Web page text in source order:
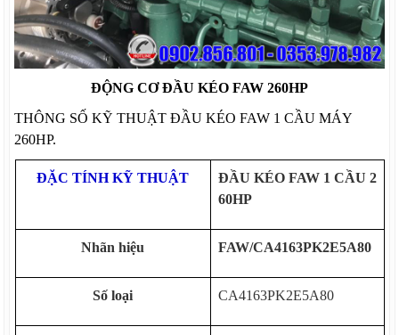
ĐỘNG CƠ ĐẦU KÉO FAW 260HP
THÔNG SỐ KỸ THUẬT ĐẦU KÉO FAW 1 CẦU MÁY
260HP.
ĐẶC TÍNH KỸ THUẬT
ĐẦU KÉO FAW 1 CẦU 2
60HP
Nhãn hiệu FAW/CA4163PK2E5A80
Số loại CA4163PK2E5A80